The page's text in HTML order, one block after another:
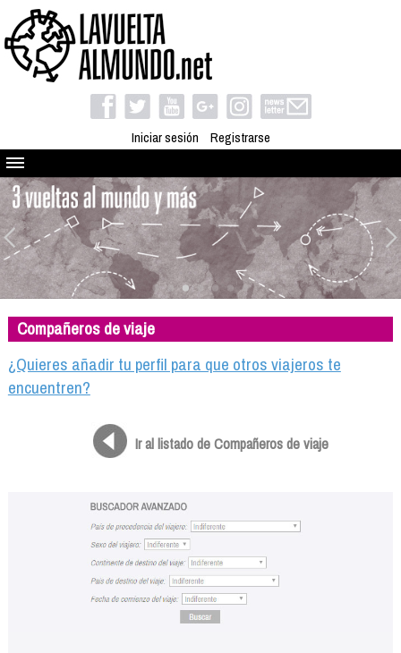
Iniciar sesión Registrarse
Quienes somos
El proyecto
Blog
Viaja con nosotros
Camino solidario
Libros
Compañeros de viaje
Compañeros de viaje
¿Quieres añadir tu perfil para que otros viajeros te
encuentren?
Ir al listado de Compañeros de viaje